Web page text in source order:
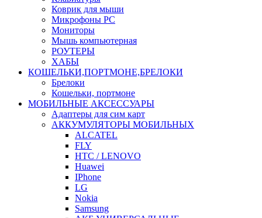
Коврик для мыши
Микрофоны PC
Мониторы
Мышь компьютерная
РОУТЕРЫ
ХАБЫ
КОШЕЛЬКИ,ПОРТМОНЕ,БРЕЛОКИ
Брелоки
Кошельки, портмоне
МОБИЛЬНЫЕ АКСЕССУАРЫ
Адаптеры для сим карт
АККУМУЛЯТОРЫ МОБИЛЬНЫХ
ALCATEL
FLY
HTC / LENOVO
Huawei
IPhone
LG
Nokia
Samsung